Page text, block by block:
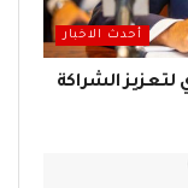
أحدث الاخبار
لتعزيز الشراكة